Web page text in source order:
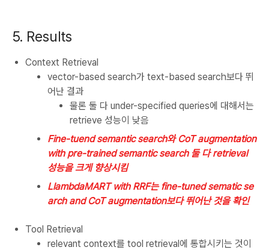
5. Results
Context Retrieval
vector-based search가 text-based search보다 뛰
어난 결과
물론 둘 다 under-specified queries에 대해서는
retrieve 성능이 낮음
Fine-tuend semantic search와 CoT augmentation
with pre-trained semantic search 둘 다 retrieval
성능을 크게 향상시킴
LlambdaMART with RRF는 fine-tuned sematic se
arch and CoT augmentation보다 뛰어난 것을 확인
Tool Retrieval
relevant context를 tool retrieval에 통합시키는 것이